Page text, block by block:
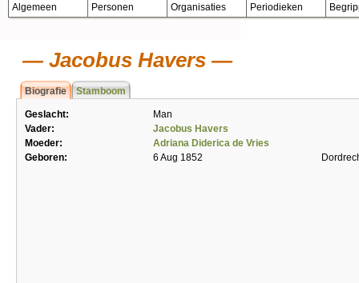
Algemeen Personen Organisaties Periodieken
Jacobus Havers
Biografie Stamboom
Geslacht:
Man
Vader:
Jacobus Havers
Moeder:
Adriana Diderica de Vries
Geboren:
6 Aug 1852